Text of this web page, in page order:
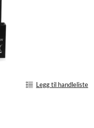
Legg til handleliste